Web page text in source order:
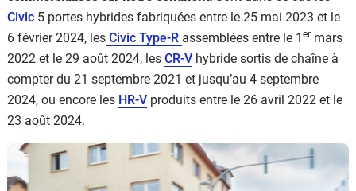
Civic 5 portes hybrides fabriquées entre le 25 mai 2023 et le
6 février 2024, les Civic Type-R assemblées entre le 1 er mars
2022 et le 29 août 2024, les CR-V hybride sortis de chaîne à
compter du 21 septembre 2021 et jusqu’au 4 septembre
2024, ou encore les HR-V produits entre le 26 avril 2022 et le
23 août 2024.